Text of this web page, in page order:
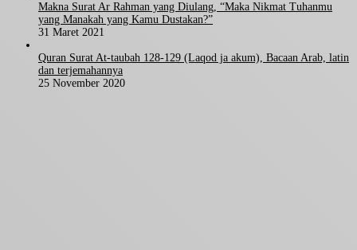
Makna Surat Ar Rahman yang Diulang, “Maka Nikmat Tuhanmu
yang Manakah yang Kamu Dustakan?”
31 Maret 2021
Quran Surat At-taubah 128-129 (Laqod ja akum), Bacaan Arab, latin
dan terjemahannya
25 November 2020